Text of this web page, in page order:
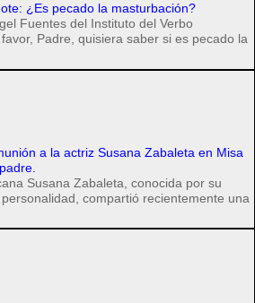
¿Es pecado la masturbación?
Fuentes del Instituto del Verbo
Padre, quisiera saber si es pecado la
a la actriz Susana Zabaleta en Misa
Susana Zabaleta, conocida por su
compartió recientemente una